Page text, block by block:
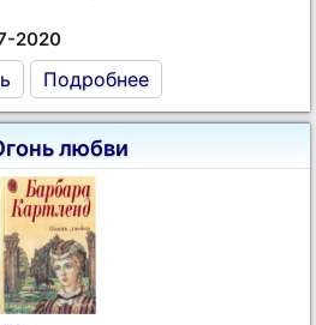
2020
Подробнее
любви